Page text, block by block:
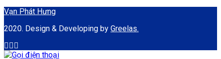
Vạn Phát Hưng
2020. Design & Developing by Greelas.